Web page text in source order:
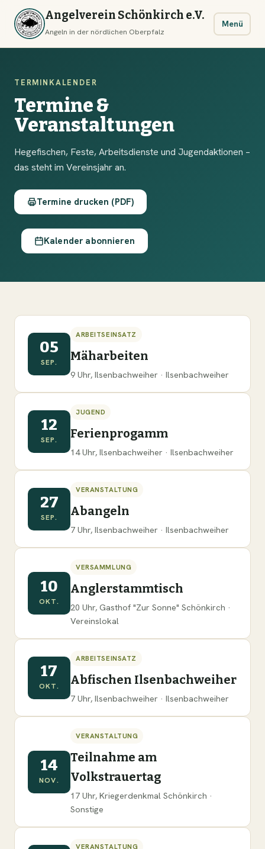
Angelverein Schönkirch e.V.
Angeln in der nördlichen Oberpfalz
Menü
TERMINKALENDER
Termine &
Veranstaltungen
Hegefischen, Feste, Arbeitsdienste und Jugendaktionen –
das steht im Vereinsjahr an.
Termine drucken (PDF)
Kalender abonnieren
05
SEP.
ARBEITSEINSATZ
Mäharbeiten
9 Uhr, Ilsenbachweiher · Ilsenbachweiher
12
SEP.
JUGEND
Ferienprogamm
14 Uhr, Ilsenbachweiher · Ilsenbachweiher
27
SEP.
VERANSTALTUNG
Abangeln
7 Uhr, Ilsenbachweiher · Ilsenbachweiher
10
OKT.
VERSAMMLUNG
Anglerstammtisch
20 Uhr, Gasthof "Zur Sonne" Schönkirch ·
Vereinslokal
17
OKT.
ARBEITSEINSATZ
Abfischen Ilsenbachweiher
7 Uhr, Ilsenbachweiher · Ilsenbachweiher
14
NOV.
VERANSTALTUNG
Teilnahme am
Volkstrauertag
17 Uhr, Kriegerdenkmal Schönkirch ·
Sonstige
VERANSTALTUNG